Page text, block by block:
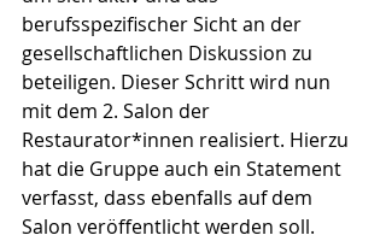
berufsspezifischer Sicht an der
gesellschaftlichen Diskussion zu
beteiligen. Dieser Schritt wird nun
mit dem 2. Salon der
Restaurator*innen realisiert. Hierzu
hat die Gruppe auch ein Statement
verfasst, dass ebenfalls auf dem
Salon veröffentlicht werden soll.